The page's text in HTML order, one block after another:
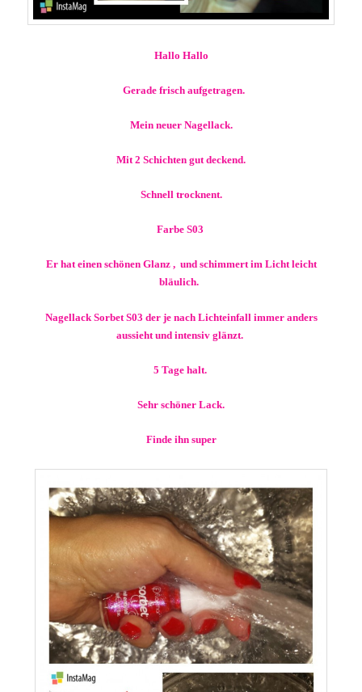
Hallo Hallo
Gerade frisch aufgetragen.
Mein neuer Nagellack.
Mit 2 Schichten gut deckend.
Schnell trocknent.
Farbe S03
Er hat einen schönen Glanz , und schimmert im Licht leicht
bläulich.
Nagellack Sorbet S03 der je nach Lichteinfall immer anders
aussieht und intensiv glänzt.
5 Tage halt.
Sehr schöner Lack.
Finde ihn super